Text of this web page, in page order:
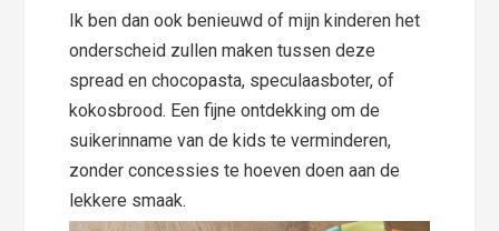
Ik ben dan ook benieuwd of mijn kinderen het
onderscheid zullen maken tussen deze
spread en chocopasta, speculaasboter, of
kokosbrood. Een fijne ontdekking om de
suikerinname van de kids te verminderen,
zonder concessies te hoeven doen aan de
lekkere smaak.